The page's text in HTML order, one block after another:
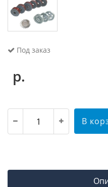
Под заказ
р.
В